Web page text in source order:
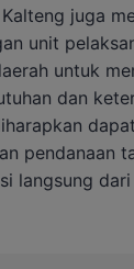
juga
unit
untuk
dan
pendanaan
langsung dari